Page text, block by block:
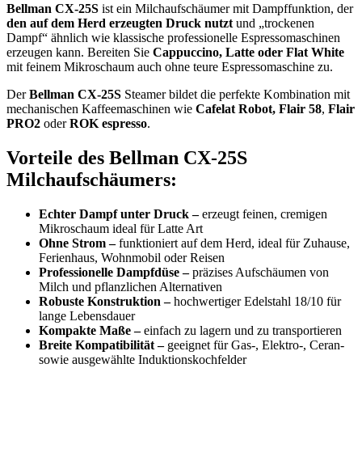
Bellman CX-25S ist ein Milchaufschäumer mit Dampffunktion, der
den auf dem Herd erzeugten Druck nutzt und „trockenen
Dampf“ ähnlich wie klassische professionelle Espressomaschinen
erzeugen kann. Bereiten Sie Cappuccino, Latte oder Flat White
mit feinem Mikroschaum auch ohne teure Espressomaschine zu.
DerBellman CX-25S Steamer bildet die perfekte Kombination mit
mechanischen Kaffeemaschinen wie Cafelat Robot, Flair 58, Flair
PRO2 oderROK espresso.
Vorteile des Bellman CX-25S
Milchaufschäumers:
Echter Dampf unter Druck –erzeugt feinen, cremigen
Mikroschaum ideal für Latte Art
Ohne Strom –funktioniert auf dem Herd, ideal für Zuhause,
Ferienhaus, Wohnmobil oder Reisen
Professionelle Dampfdüse –präzises Aufschäumen von
Milch und pflanzlichen Alternativen
Robuste Konstruktion –hochwertiger Edelstahl 18/10 für
lange Lebensdauer
Kompakte Maße –einfach zu lagern und zu transportieren
Breite Kompatibilität – geeignet für Gas-, Elektro-, Ceran-
sowie ausgewählte Induktionskochfelder